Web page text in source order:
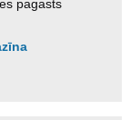
pagasts